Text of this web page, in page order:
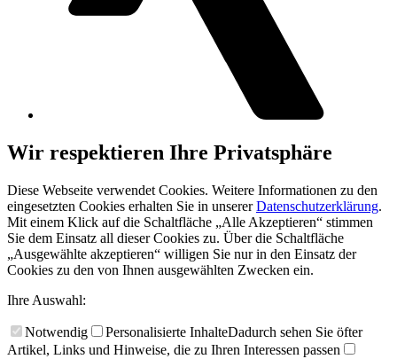
Wir respektieren Ihre Privatsphäre
Diese Webseite verwendet Cookies. Weitere Informationen zu den
eingesetzten Cookies erhalten Sie in unsererDatenschutzerklärung.
Mit einem Klick auf die Schaltfläche „Alle Akzeptieren“ stimmen
Sie dem Einsatz all dieser Cookies zu. Über die Schaltfläche
„Ausgewählte akzeptieren“ willigen Sie nur in den Einsatz der
Cookies zu den von Ihnen ausgewählten Zwecken ein.
Ihre Auswahl:
Notwendig Personalisierte InhalteDadurch sehen Sie öfter
Artikel, Links und Hinweise, die zu Ihren Interessen passen